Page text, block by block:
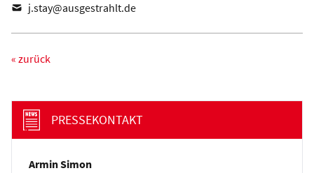
j.stay@ausgestrahlt.de
« zurück
PRESSEKONTAKT
Armin Simon